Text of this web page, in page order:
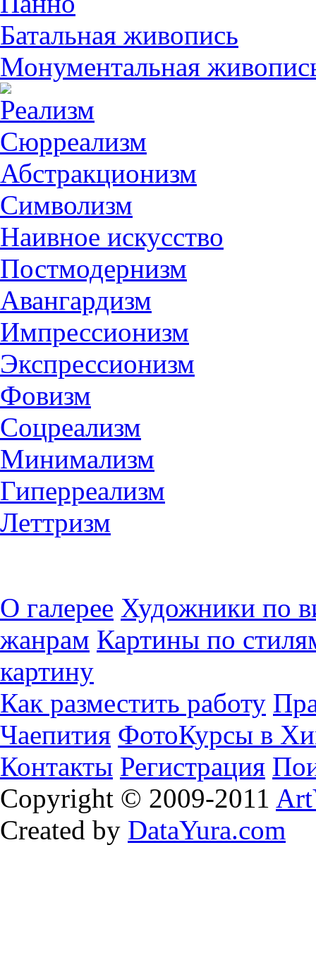
Батальная живопись
Монументальная
Реализм
Сюрреализм
Абстракционизм
Символизм
Наивное искусство
Постмодернизм
Авангардизм
Импрессионизм
Экспрессионизм
Фовизм
Соцреализм
Минимализм
Гиперреализм
Леттризм
О галерее Художники по
жанрам Картины по
картину
Как разместить работу
Чаепития ФотоКурсы в
Контакты Регистрация
Copyright © 2009-2011
Created by DataYura.com